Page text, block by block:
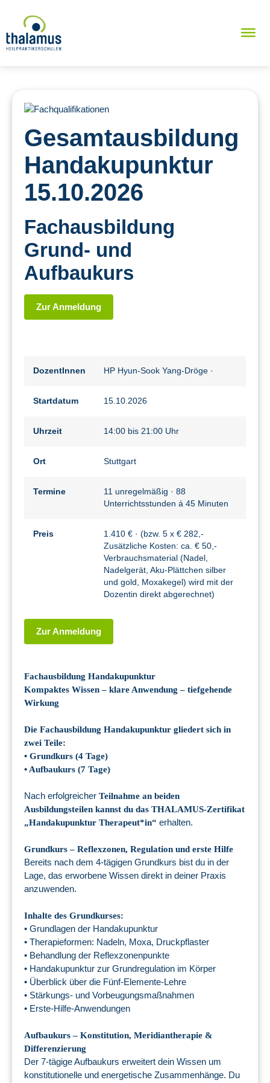
Gesamtausbildung
Handakupunktur
15.10.2026
Fachausbildung
Grund- und
Aufbaukurs
Zur Anmeldung
DozentInnen HP Hyun-Sook Yang-Dröge ·
Startdatum 15.10.2026
Uhrzeit 14:00 bis 21:00 Uhr
Ort Stuttgart
Termine
11 unregelmäßig · 88
Unterrichtsstunden á 45 Minuten
Preis
1.410 € · (bzw. 5 x € 282,-
Zusätzliche Kosten: ca. € 50,-
Verbrauchsmaterial (Nadel,
Nadelgerät, Aku-Plättchen silber
und gold, Moxakegel) wird mit der
Dozentin direkt abgerechnet)
Zur Anmeldung
Fachausbildung Handakupunktur
Kompaktes Wissen – klare Anwendung – tiefgehende
Wirkung
Die Fachausbildung Handakupunktur gliedert sich in
zwei Teile:
• Grundkurs (4 Tage)
• Aufbaukurs (7 Tage)
Nach erfolgreicher Teilnahme an beiden
Ausbildungsteilen kannst du das THALAMUS-Zertifikat
„Handakupunktur Therapeut*in“ erhalten.
Grundkurs – Reflexzonen, Regulation und erste Hilfe
Bereits nach dem 4-tägigen Grundkurs bist du in der
Lage, das erworbene Wissen direkt in deiner Praxis
anzuwenden.
Inhalte des Grundkurses:
• Grundlagen der Handakupunktur
• Therapieformen: Nadeln, Moxa, Druckpflaster
• Behandlung der Reflexzonenpunkte
• Handakupunktur zur Grundregulation im Körper
• Überblick über die Fünf-Elemente-Lehre
• Stärkungs- und Vorbeugungsmaßnahmen
• Erste-Hilfe-Anwendungen
Aufbaukurs – Konstitution, Meridiantherapie &
Differenzierung
Der 7-tägige Aufbaukurs erweitert dein Wissen um
konstitutionelle und energetische Zusammenhänge. Du